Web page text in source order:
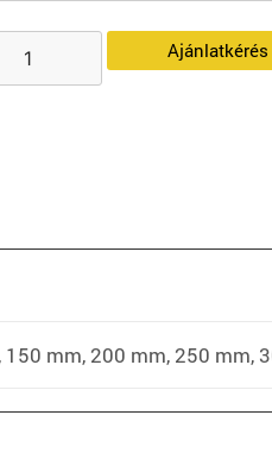
Ajánlatkérés
mm, 200 mm, 250 mm,